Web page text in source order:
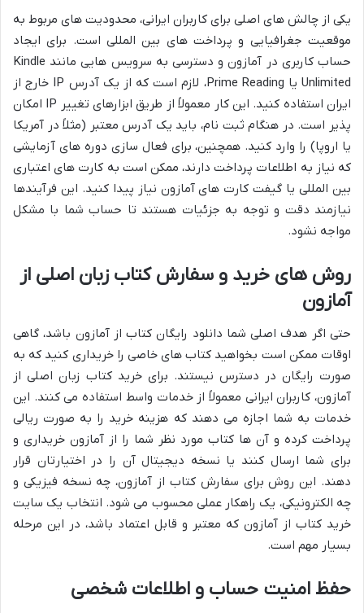
یکی از چالش های اصلی برای کاربران ایرانی، محدودیت های مربوط به
موقعیت جغرافیایی و پرداخت های بین المللی است. برای ایجاد
حساب کاربری در آمازون و دسترسی به سرویس هایی مانند Kindle
Unlimited یا Prime Reading، لازم است که از یک آدرس IP خارج از
ایران استفاده کنید. این کار معمولاً از طریق ابزارهای تغییر IP امکان
پذیر است. در هنگام ثبت نام، باید یک آدرس معتبر (مثلاً در آمریکا
یا اروپا) را وارد کنید. همچنین، برای فعال سازی دوره های آزمایشی
که نیاز به اطلاعات پرداخت دارند، ممکن است به کارت های اعتباری
بین المللی یا گیفت کارت های آمازون نیاز پیدا کنید. این فرآیندها
نیازمند دقت و توجه به جزئیات هستند تا حساب شما با مشکل
مواجه نشود.
روش های خرید و سفارش کتاب زبان اصلی از
آمازون
حتی اگر هدف اصلی شما دانلود رایگان کتاب از آمازون باشد، گاهی
اوقات ممکن است بخواهید کتاب های خاصی را خریداری کنید که به
صورت رایگان در دسترس نیستند. برای خرید کتاب زبان اصلی از
آمازون، کاربران ایرانی معمولاً از خدمات واسط استفاده می کنند. این
خدمات به شما اجازه می دهند که هزینه خرید را به صورت ریالی
پرداخت کرده و آن ها کتاب مورد نظر شما را از آمازون خریداری و
برای شما ارسال کنند یا نسخه دیجیتال آن را در اختیارتان قرار
دهند. این روش برای سفارش کتاب از آمازون، چه نسخه فیزیکی و
چه الکترونیکی، یک راهکار عملی محسوب می شود. انتخاب یک سایت
خرید کتاب از آمازون که معتبر و قابل اعتماد باشد، در این مرحله
بسیار مهم است.
حفظ امنیت حساب و اطلاعات شخصی